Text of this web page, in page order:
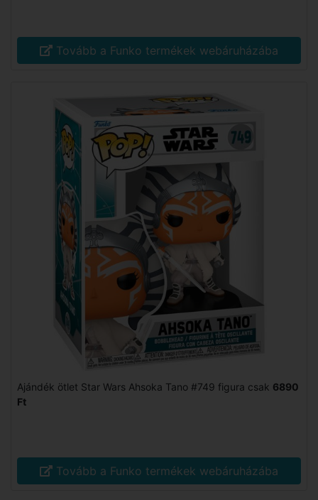
Tovább a Funko termékek webáruházába
Ajándék ötlet Star Wars Ahsoka Tano #749 figura csak 6890
Ft
Tovább a Funko termékek webáruházába